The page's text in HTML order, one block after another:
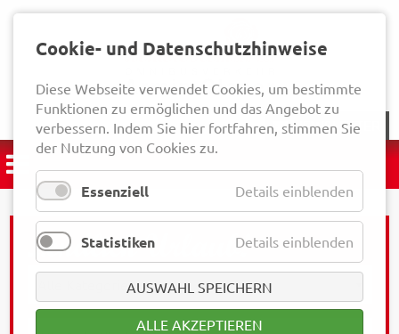
NEWSLETTER
Cookie- und Datenschutzhinweise
Diese Webseite verwendet Cookies, um bestimmte
Funktionen zu ermöglichen und das Angebot zu
verbessern. Indem Sie hier fortfahren, stimmen Sie
der Nutzung von Cookies zu.
Essenziell Details einblenden
Statistiken Details einblenden
AUSWAHL SPEICHERN
ALLE AKZEPTIEREN